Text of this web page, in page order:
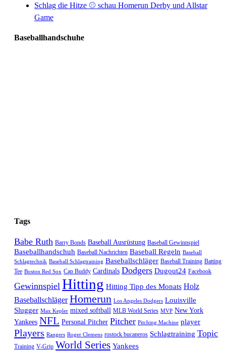
Schlag die Hitze ⚾️ schau Homerun Derby und Allstar
Game
Baseballhandschuhe
Tags
Babe Ruth Barry Bonds Baseball Ausrüstung Baseball Gewinnspiel
Baseballhandschuh Baseball Nachrichten Baseball Regeln Baseball
Schlagtechnik Baseball Schlagtraining Baseballschläger Baseball Training Batting
Tee Boston Red Sox Cap Buddy Cardinals Dodgers Dugout24 Facebook
Gewinnspiel Hitting Hitting Tipp des Monats Holz
Baseballschläger Homerun Los Angeles Dodgers Louisville
Slugger Max Kepler mixed softball MLB World Series MVP New York
Yankees NFL Personal Pitcher Pitcher Pitching Machine player
Players Rangers Roger Clemens rostock bucaneros Schlagtraining Topic
Training V-Grip World Series Yankees